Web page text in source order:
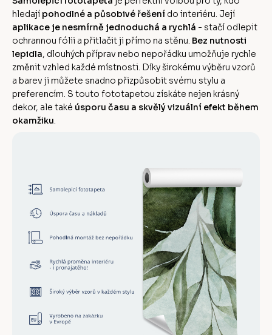
hledají pohodlné a působivé řešení do interiéru. Její
aplikace je nesmírně jednoduchá a rychlá - stačí odlepit
ochrannou fólii a přitlačit ji přímo na stěnu. Bez nutnosti
lepidla, dlouhých příprav nebo nepořádku umožňuje rychle
změnit vzhled každé místnosti. Díky širokému výběru vzorů
a barev ji můžete snadno přizpůsobit svému stylu a
preferencím. S touto fototapetou získáte nejen krásný
dekor, ale také úsporu času a skvělý vizuální efekt během
okamžiku.